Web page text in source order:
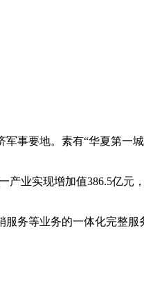
事要地。素有“华夏第一
产业实现增加值386.5亿元
务等业务的一体化完整